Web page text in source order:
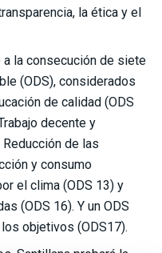
la ética y el
a la consecución de siete
(ODS), considerados
de calidad (ODS
decente y
de las
y consumo
el clima (ODS 13) y
(ODS 16). Y un ODS
objetivos (ODS17).